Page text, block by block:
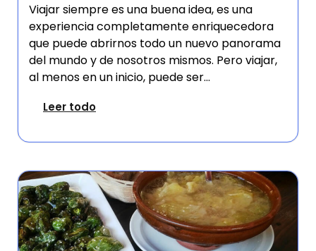
Viajar siempre es una buena idea, es una
experiencia completamente enriquecedora
que puede abrirnos todo un nuevo panorama
del mundo y de nosotros mismos. Pero viajar,
al menos en un inicio, puede ser...
Leer todo